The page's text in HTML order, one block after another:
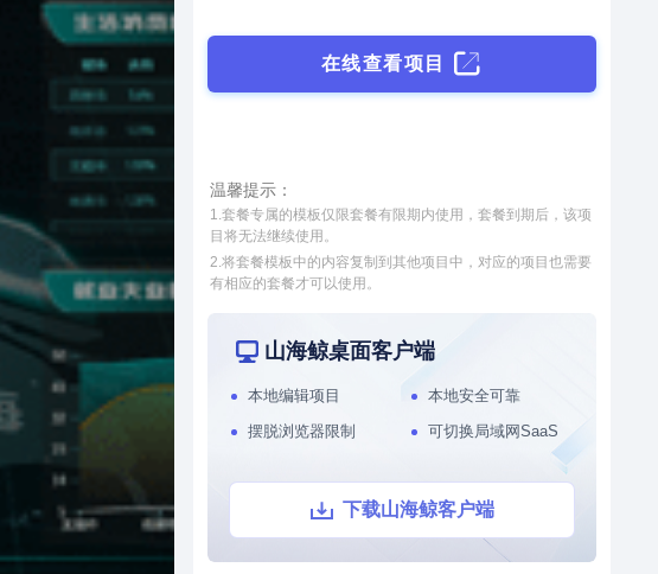
数据管家
零代码轻松完成数据接入和数据处理
轻装3D
地整合了校园内各个系统的数据
源，将校园运维数据、IOT设备
带来更先进、高效的管理方式。
社区各个系统的数据源，将社区
运维数据、IoT设备数据与三维
城市空间数据相结合，对社区周
围环境以及内部物业管理和社区
党建等进行了统一管理，从而提
观、更加精细化的社区管理，从
而能够全面提升社区管理水平。
在线查看项目
温馨提示：
1.套餐专属的模板仅限套餐有限期内使用，套餐到期后，该项
目将无法继续使用。
2.将套餐模板中的内容复制到其他项目中，对应的项目也需要
有相应的套餐才可以使用。
山海鲸桌面客户端
本地编辑项目
本地安全可靠
摆脱浏览器限制
可切换局域网SaaS
下载山海鲸客户端